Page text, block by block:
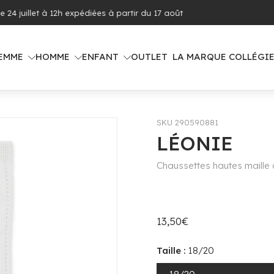
dès 100€ d'achat (voir pays concernés)
HOMME ENFANT OUTLET LA MARQUE
SKU 290590881
LÉONIE
Chaussettes hautes
13,50€
Taille : 18/20